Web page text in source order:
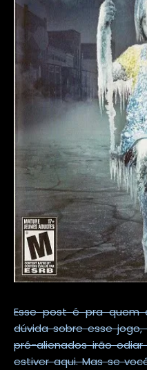
Esse post é pra quem
dúvida sobre esse
pré-alienados irão
estiver aqui. Mas se